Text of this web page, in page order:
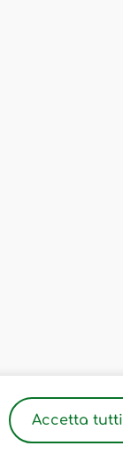
Accetta tutti